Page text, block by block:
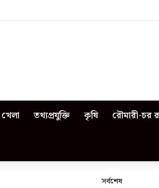
খেলা তথ্যপ্রযুক্তি কৃষি রৌমারী-চর
সর্বশেষ